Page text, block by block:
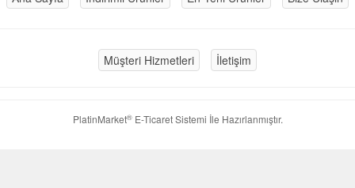
Müşteri Hizmetleri İletişim
PlatinMarket®E-Ticaret Sistemi İle Hazırlanmıştır.